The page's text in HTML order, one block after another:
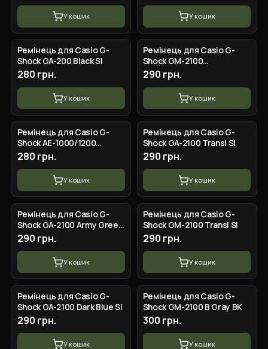
У кошик У кошик
Ремінець для Casio G-
Shock GA-200 Black SI
280 грн.
У кошик
Ремінець для Casio G-
Shock GM-2100
GA2100/2110 Army Green
290 грн.
У кошик
Ремінець для Casio G-
Shock AE-1000/1200
Orange SI
280 грн.
У кошик
Ремінець для Casio G-
Shock GA-2100 Transl SI
290 грн.
У кошик
Ремінець для Casio G-
Shock GA-2100 Army Green
SI
290 грн.
У кошик
Ремінець для Casio G-
Shock GM-2100 Transl SI
290 грн.
У кошик
Ремінець для Casio G-
Shock GA-2100 Dark Blue SI
290 грн.
У кошик
Ремінець для Casio G-
Shock GM-2100 B Gray BK
300 грн.
У кошик